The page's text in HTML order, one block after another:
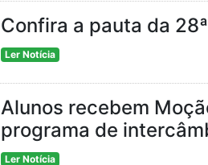
Confira a pauta da
Ler Notícia
Alunos recebem
programa de
Ler Notícia